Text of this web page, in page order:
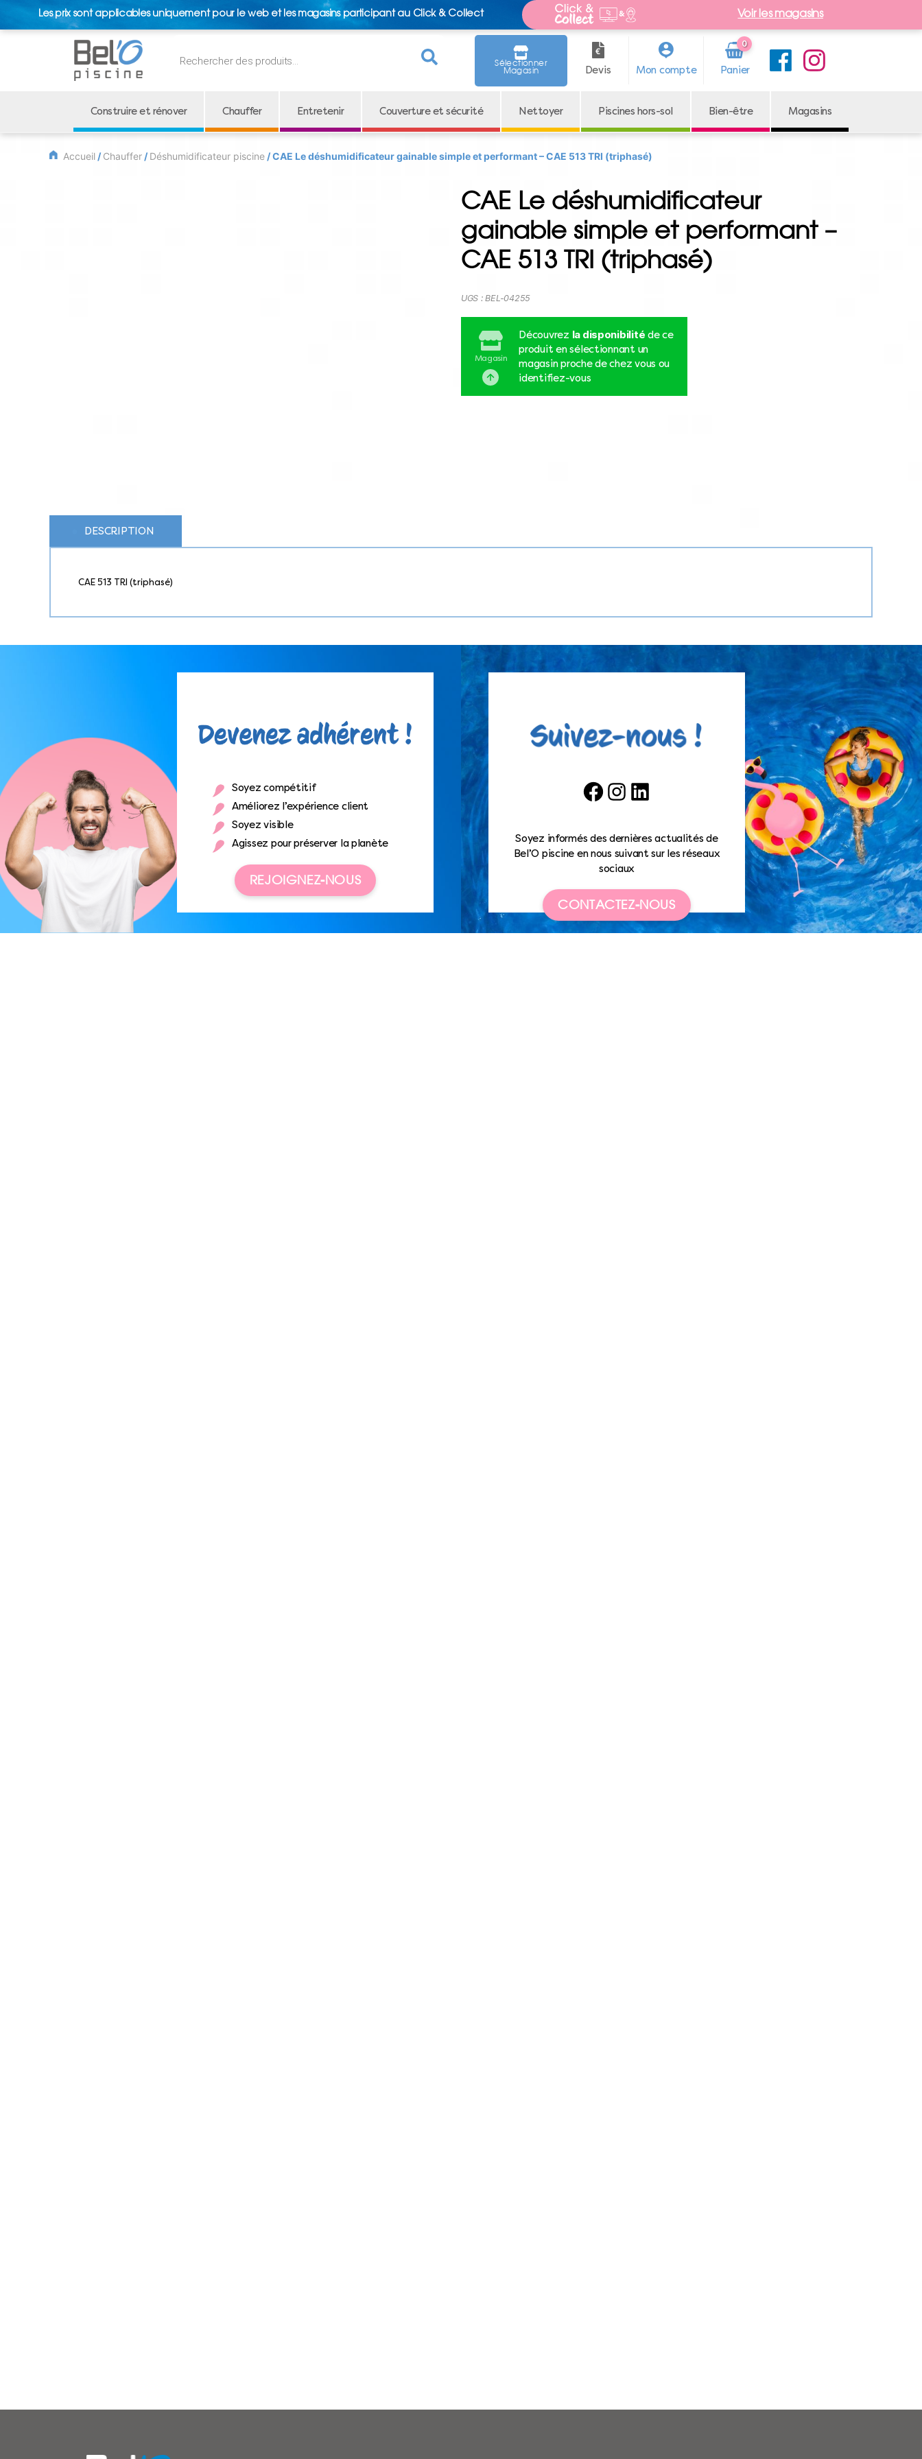
Les prix sont applicables uniquement pour le web et les magasins participant au Click & Collect Voir les magasins
de
Sélectionner
Magasin Devis Mon compte
0
Arti
cle
Construire et rénover Chauffer Entretenir Couverture et sécurité Nettoyer Piscines hors-sol Bien-être Magasins
Accueil / Chauffer / Déshumidificateur piscine / CAE Le déshumidificateur gainable simple et performant – CAE 513 TRI (triphasé)
CAE Le déshumidificateur
gainable simple et performant –
CAE 513 TRI (triphasé)
Magasin
Découvrez la disponibilité de ce
produit en sélectionnant un
magasin proche de chez vous ou
identifiez-vous
UGS :BEL-04255
DESCRIPTION
CAE 513 TRI (triphasé)
Soyez compétitif
Améliorez l’expérience client
Soyez visible
Agissez pour préserver la planète
REJOIGNEZ-NOUS
FacebookInstagramLinkedIn
Soyez informés des dernières actualités de
Bel’O piscine en nous suivant sur les réseaux
sociaux
CONTACTEZ-NOUS